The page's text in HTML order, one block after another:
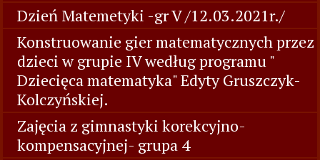
Dzień Matemetyki -gr V /12.03.2021r./
Konstruowanie gier matematycznych przez
dzieci w grupie IV według programu "
Dziecięca matematyka" Edyty Gruszczyk-
Kolczyńskiej.
Zajęcia z gimnastyki korekcyjno-
kompensacyjnej- grupa 4